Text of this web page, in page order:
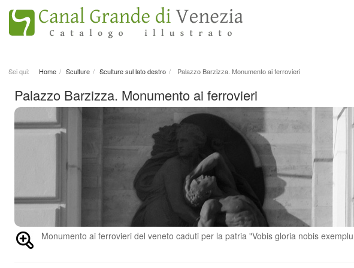
Sei qui: Home Sculture Sculture sul lato destro Palazzo Barzizza. Monumento ai ferrovieri
Palazzo Barzizza. Monumento ai ferrovieri
Monumento ai ferrovieri del veneto caduti per la patria "Vobis gloria nobis